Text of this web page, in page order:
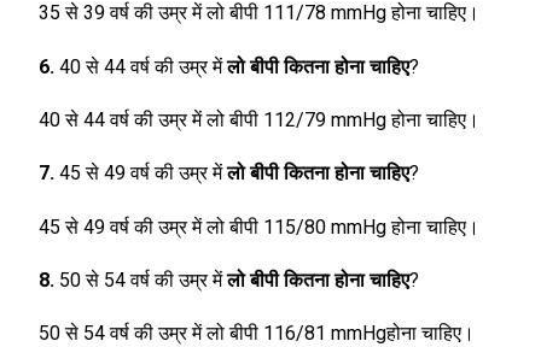
35 से 39 वर्ष की उम्र में लो बीपी 111/78 mmHg होना चाहिए।
6. 40 से 44 वर्ष की उम्र मेंलो बीपी कितना होना चाहिए?
40 से 44 वर्ष की उम्र में लो बीपी 112/79 mmHg होना चाहिए।
7. 45 से 49 वर्ष की उम्र मेंलो बीपी कितना होना चाहिए?
45 से 49 वर्ष की उम्र में लो बीपी 115/80 mmHg होना चाहिए।
8. 50 से 54 वर्ष की उम्र मेंलो बीपी कितना होना चाहिए?
50 से 54 वर्ष की उम्र में लो बीपी 116/81 mmHgहोना चाहिए।